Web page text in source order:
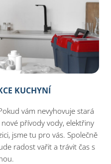
KUCHYNÍ
vám nevyhovuje stará
přívody vody, elektřiny
jsme tu pro vás. Společně
radost vařit a trávit čas s